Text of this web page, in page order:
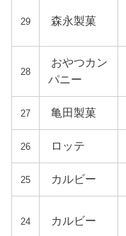
29 森永製菓
28
おやつカン
パニー
27 亀田製菓
26 ロッテ
25 カルビー
24 カルビー